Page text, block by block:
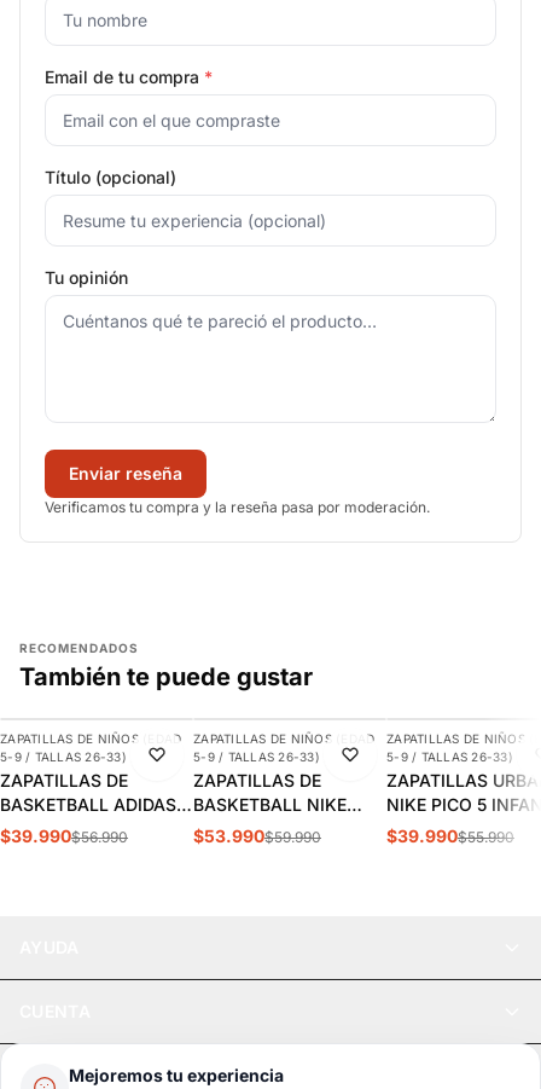
Mejoremos tu experiencia
Email de tu compra *
Título (opcional)
Tu opinión
Enviar reseña
Verificamos tu compra y la reseña pasa por moderación.
RECOMENDADOS
También te puede gustar
-30%
AGREGAR
ZAPATILLAS DE NIÑOS (EDAD
5-9 / TALLAS 26-33)
ZAPATILLAS DE
BASKETBALL ADIDAS
CROSS EM UP 5K
$39.990$56.990
-10%
AGREGAR
ZAPATILLAS DE NIÑOS (EDAD
5-9 / TALLAS 26-33)
ZAPATILLAS DE
BASKETBALL NIKE
TEAM HUSTLE D 12 PS
$53.990$59.990
-29%
ZAPATILLAS DE NIÑOS
5-9 / TALLAS 26-33)
ZAPATILLAS
NIKE PICO 5
AR4161-100
$39.990$55.990
LEGAL